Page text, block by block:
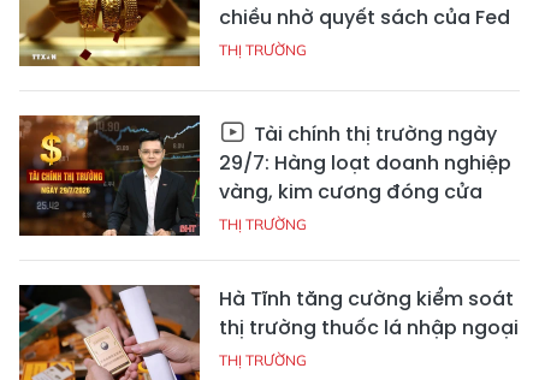
chiều nhờ quyết sách của Fed
THỊ TRƯỜNG
Tài chính thị trường ngày
29/7: Hàng loạt doanh nghiệp
vàng, kim cương đóng cửa
THỊ TRƯỜNG
Hà Tĩnh tăng cường kiểm soát
thị trường thuốc lá nhập ngoại
THỊ TRƯỜNG